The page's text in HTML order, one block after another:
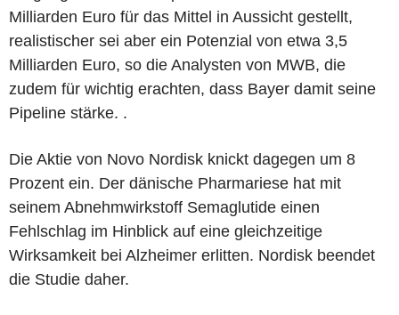
Milliarden Euro für das Mittel in Aussicht gestellt,
realistischer sei aber ein Potenzial von etwa 3,5
Milliarden Euro, so die Analysten von MWB, die
zudem für wichtig erachten, dass Bayer damit seine
Pipeline stärke. .
Die Aktie von Novo Nordisk knickt dagegen um 8
Prozent ein. Der dänische Pharmariese hat mit
seinem Abnehmwirkstoff Semaglutide einen
Fehlschlag im Hinblick auf eine gleichzeitige
Wirksamkeit bei Alzheimer erlitten. Nordisk beendet
die Studie daher.